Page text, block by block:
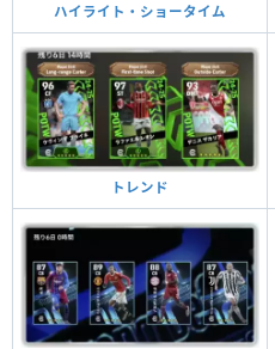
ハイライト・ショータイム
トレンド